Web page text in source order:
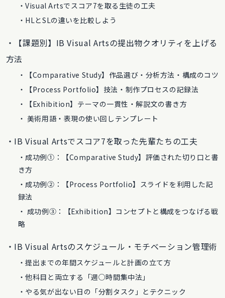
Visual Artsでスコア7を取る生徒の工夫
HLとSLの違いを比較しよう
【課題別】IB Visual Artsの提出物クオリティを上げる
方法
【Comparative Study】作品選び・分析方法・構成のコツ
【Process Portfolio】技法・制作プロセスの記録法
【Exhibition】テーマの一貫性・解説文の書き方
美術用語・表現の使い回しテンプレート
IB Visual Artsでスコア7を取った先輩たちの工夫
成功例①：【Comparative Study】評価された切り口と書
き方
成功例②：【Process Portfolio】スライドを利用した記
録法
成功例③：【Exhibition】コンセプトと構成をつなげる戦
略
IB Visual Artsのスケジュール・モチベーション管理術
提出までの年間スケジュールと計画の立て方
他科目と両立する「週○時間集中法」
やる気が出ない日の「分割タスク」とテクニック